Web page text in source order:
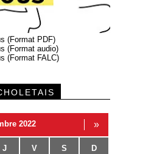
(Format PDF)
(Format audio)
(Format FALC)
2022 »
J V S D